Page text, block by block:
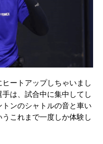
ートアップしちゃいまし
は、試合中に集中してし
ンのシャトルの音と車い
これまで一度しか体験し